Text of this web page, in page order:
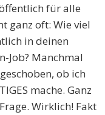
für alle
ganz oft: Wie viel
in deinen
Job? Manchmal
ob ich
mache. Ganz
Wirklich! Fakt